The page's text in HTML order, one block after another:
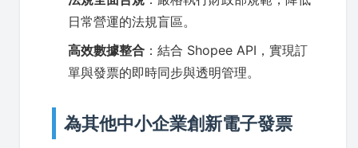
日常營運的法規盲區。
高效數據整合 ：結合 Shopee API，實現訂
單與發票的即時同步與透明管理。
為其他中小企業創新電子發票